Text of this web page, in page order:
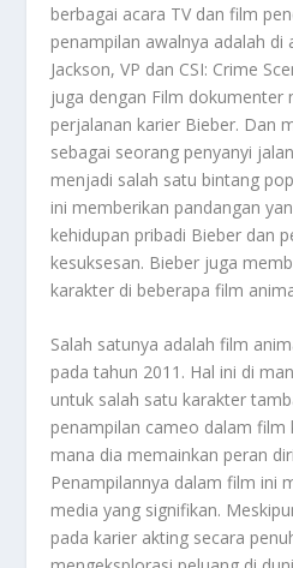
berbagai acara TV dan film
penampilan awalnya adalah di
Jackson, VP dan CSI: Crime
juga dengan Film dokumenter
perjalanan karier Bieber. Dan
sebagai seorang penyanyi
menjadi salah satu bintang
ini memberikan pandangan
kehidupan pribadi Bieber dan
kesuksesan. Bieber juga
karakter di beberapa film
Salah satunya adalah film
pada tahun 2011. Hal ini di
untuk salah satu karakter
penampilan cameo dalam
mana dia memainkan peran
Penampilannya dalam film ini
media yang signifikan.
pada karier akting secara